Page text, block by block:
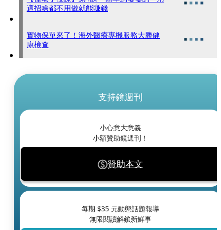
這招啥都不用做就能賺錢
實物保單來了！海外醫療專機服務大勝健
康檢查
支持鏡週刊
小心意大意義
小額贊助鏡週刊！
贊助本文
每期 $35 元動態話題報導
無限閱讀解鎖新鮮事